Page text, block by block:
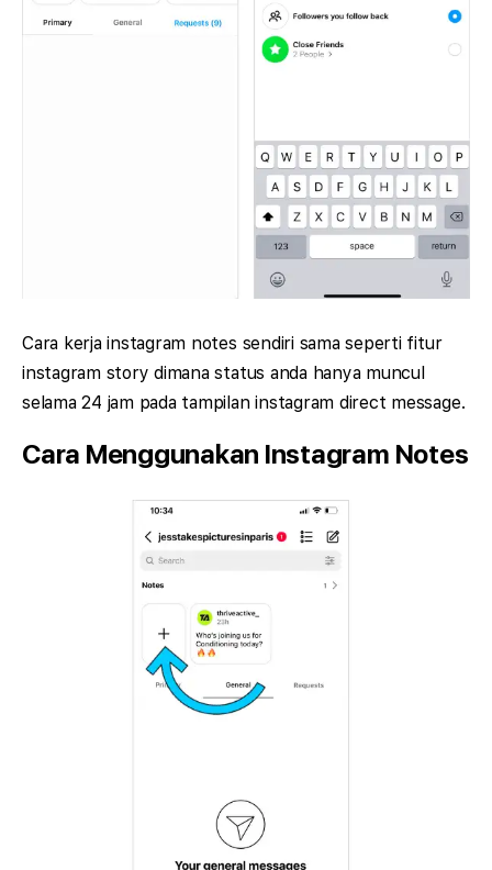
Cara kerja instagram notes sendiri sama seperti fitur
instagram story dimana status anda hanya muncul
selama 24 jam pada tampilan instagram direct message.
Cara Menggunakan Instagram Notes